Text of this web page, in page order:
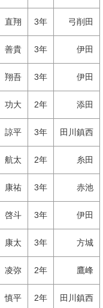
翔 3年 弓削田
善貴 3年 伊田
翔吾 3年 伊田
功大 2年 添田
諒平 3年 田川鎮西
太 2年 糸田
康祐 3年 赤池
啓斗 3年 伊田
太 3年 方城
凌弥 2年 鷹峰
慎平 2年 田川鎮西